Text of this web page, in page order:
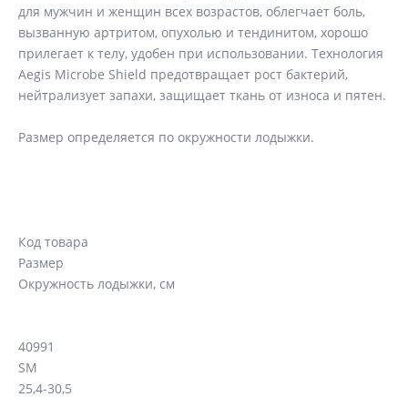
для мужчин и женщин всех возрастов, облегчает боль,
вызванную артритом, опухолью и тендинитом, хорошо
прилегает к телу, удобен при использовании. Технология
Aegis Microbe Shield предотвращает рост бактерий,
нейтрализует запахи, защищает ткань от износа и пятен.
Размер определяется по окружности лодыжки.
Код товара
Размер
Окружность лодыжки, см
40991
SM
25,4-30,5